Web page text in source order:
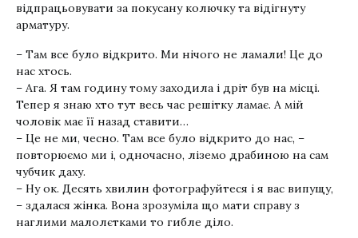
відпрацьовувати за покусану колючку та відігнуту
арматуру.
– Там все було відкрито. Ми нічого не ламали! Це до
нас хтось.
– Ага. Я там годину тому заходила і дріт був на місці.
Тепер я знаю хто тут весь час решітку ламає. А мій
чоловік має її назад ставити…
– Це не ми, чесно. Там все було відкрито до нас, –
повторюємо ми і, одночасно, ліземо драбиною на сам
чубчик даху.
– Ну ок. Десять хвилин фотографуйтеся і я вас випущу,
– здалася жінка. Вона зрозуміла що мати справу з
наглими малолєтками то гибле діло.